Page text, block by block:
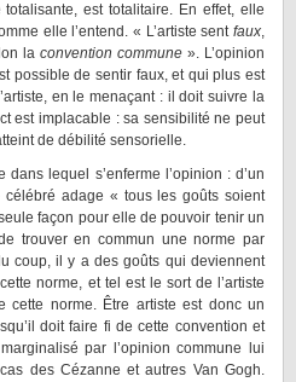
est totalitaire. En effet, elle
elle l’entend. « L’artiste sent faux,
la convention commune ». L’opinion
possible de sentir faux, et qui plus est
en le menaçant : il doit suivre la
est implacable : sa sensibilité ne peut
de débilité sensorielle.
lequel s’enferme l’opinion : d’un
adage « tous les goûts soient
façon pour elle de pouvoir tenir un
trouver en commun une norme par
coup, il y a des goûts qui deviennent
norme, et tel est le sort de l’artiste
cette norme. Être artiste est donc un
doit faire fi de cette convention et
par l’opinion commune lui
des Cézanne et autres Van Gogh.